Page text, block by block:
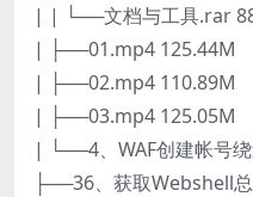
| | └──文档与工具.rar
| ├──01.mp4 125.44M
| ├──02.mp4 110.89M
| ├──03.mp4 125.05M
| └──4、WAF创建帐号
├──36、获取Webshell